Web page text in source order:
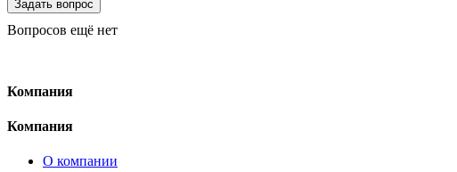
Вопросов ещё нет
Компания
Компания
О компании